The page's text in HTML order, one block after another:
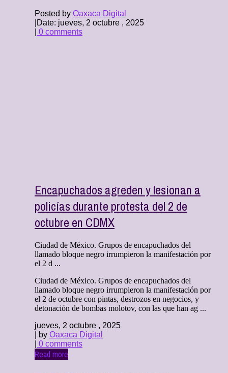
Posted by Oaxaca Digital
Date: jueves, 2 octubre , 2025
0 comments
Encapuchados agreden y lesionan a
policías durante protesta del 2 de
octubre en CDMX
Ciudad de México. Grupos de encapuchados del
llamado bloque negro irrumpieron la manifestación por
el 2 d ...
Ciudad de México. Grupos de encapuchados del
llamado bloque negro irrumpieron la manifestación por
el 2 de octubre con pintas, destrozos en negocios, y
detonación de bombas molotov, con las que han ag ...
jueves, 2 octubre , 2025
| by Oaxaca Digital
0 comments
Read more